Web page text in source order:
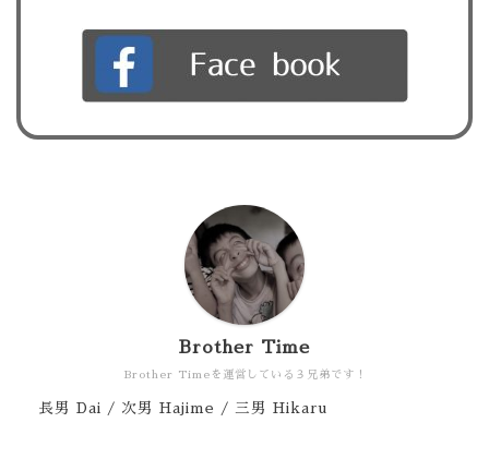
Brother Timeを運営している３兄弟です！
Brother Time
長男 Dai / 次男 Hajime / 三男 Hikaru